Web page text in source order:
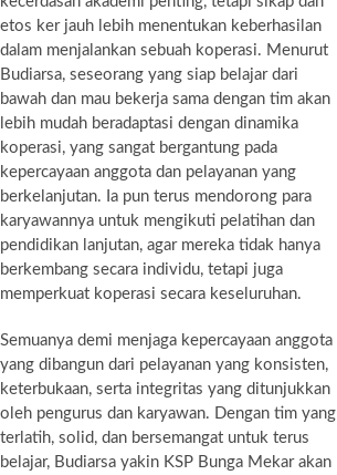
etos ker jauh lebih menentukan keberhasilan
dalam menjalankan sebuah koperasi. Menurut
Budiarsa, seseorang yang siap belajar dari
bawah dan mau bekerja sama dengan tim akan
lebih mudah beradaptasi dengan dinamika
koperasi, yang sangat bergantung pada
kepercayaan anggota dan pelayanan yang
berkelanjutan. Ia pun terus mendorong para
karyawannya untuk mengikuti pelatihan dan
pendidikan lanjutan, agar mereka tidak hanya
berkembang secara individu, tetapi juga
memperkuat koperasi secara keseluruhan.
Semuanya demi menjaga kepercayaan anggota
yang dibangun dari pelayanan yang konsisten,
keterbukaan, serta integritas yang ditunjukkan
oleh pengurus dan karyawan. Dengan tim yang
terlatih, solid, dan bersemangat untuk terus
belajar, Budiarsa yakin KSP Bunga Mekar akan